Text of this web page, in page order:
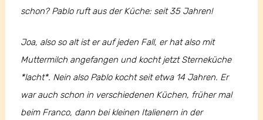
schon? Pablo ruft aus der Küche: seit 35 Jahren!
Joa, also so alt ist er auf jeden Fall, er hat also mit
Muttermilch angefangen und kocht jetzt Sterneküche
*lacht*. Nein also Pablo kocht seit etwa 14 Jahren. Er
war auch schon in verschiedenen Küchen, früher mal
beim Franco, dann bei kleinen Italienern in der